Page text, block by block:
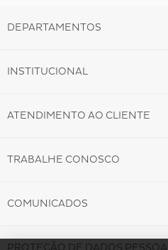
DEPARTAMENTOS
INSTITUCIONAL
ATENDIMENTO AO CLIENTE
TRABALHE CONOSCO
COMUNICADOS